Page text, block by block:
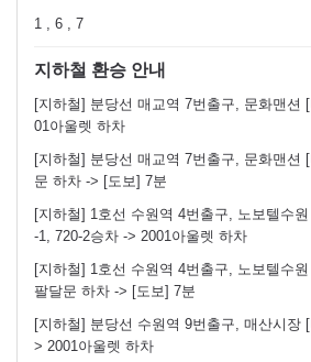
1 , 6 , 7
지하철 환승 안내
[지하철] 분당선 매교역 7번출구, 문화맨션
01아울렛 하차
[지하철] 분당선 매교역 7번출구, 문화맨션
문 하차 -> [도보] 7분
[지하철] 1호선 수원역 4번출구, 노보텔수
-1, 720-2승차 -> 2001아울렛 하차
[지하철] 1호선 수원역 4번출구, 노보텔수
팔달문 하차 -> [도보] 7분
[지하철] 분당선 수원역 9번출구, 매산시장
> 2001아울렛 하차